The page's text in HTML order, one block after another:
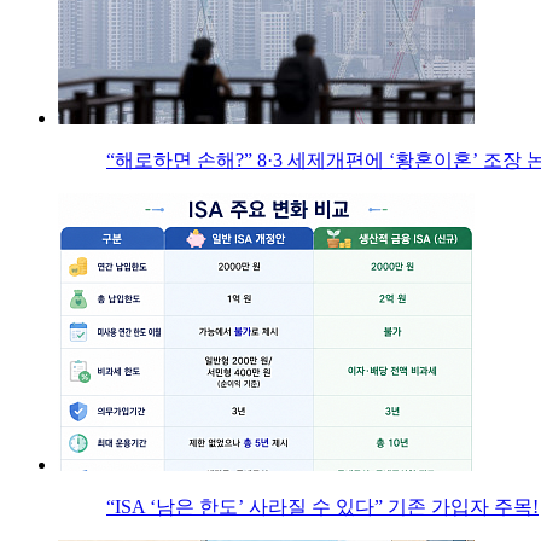
“해로하면 손해?” 8·3 세제개편에 ‘황혼이혼’ 조장
“ISA ‘남은 한도’ 사라질 수 있다” 기존 가입자 주목!